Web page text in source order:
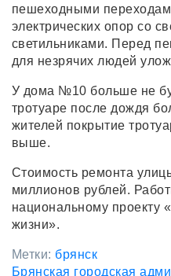
пешеходными
электрических опор со
светильниками. Перед
для незрячих людей
У дома №10 больше не
тротуаре после дождя
жителей покрытие
выше.
Стоимость ремонта
миллионов рублей.
национальному проекту
жизни».
Метки: брянск
Брянская городская